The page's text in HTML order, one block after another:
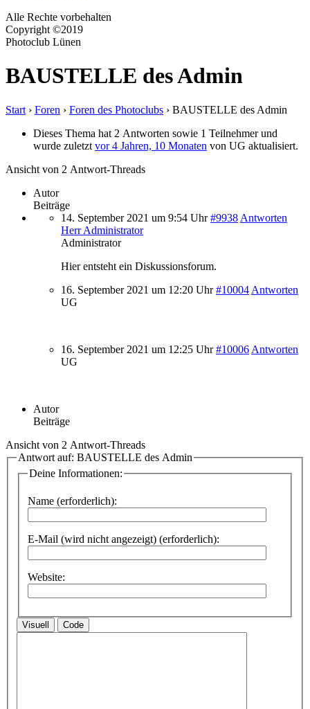
Alle Rechte vorbehalten
Copyright ©2019
Photoclub Lünen
BAUSTELLE des Admin
Start › Foren › Foren des Photoclubs › BAUSTELLE des Admin
Dieses Thema hat 2 Antworten sowie 1 Teilnehmer und
wurde zuletzt vor 4 Jahren, 10 Monaten von UG aktualisiert.
Ansicht von 2 Antwort-Threads
Autor
Beiträge
14. September 2021 um 9:54 Uhr #9938 Antworten
Herr Administrator
Administrator
Hier entsteht ein Diskussionsforum.
16. September 2021 um 12:20 Uhr #10004 Antworten
UG
16. September 2021 um 12:25 Uhr #10006 Antworten
UG
Autor
Beiträge
Ansicht von 2 Antwort-Threads
Antwort auf: BAUSTELLE des Admin
Deine Informationen:
Name (erforderlich):
E-Mail (wird nicht angezeigt) (erforderlich):
Website:
Visuell Code